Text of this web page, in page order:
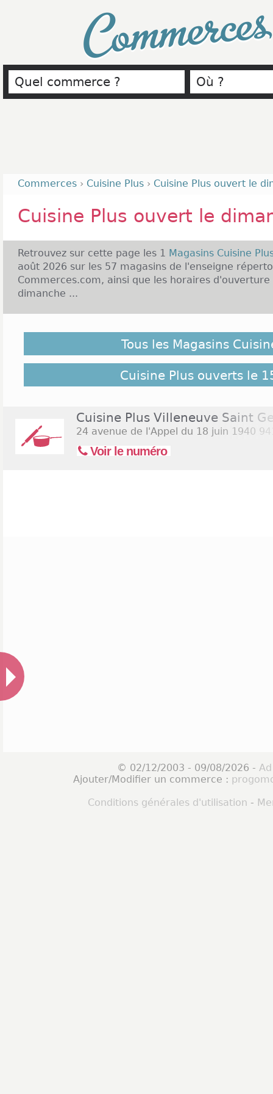
Commerces › Cuisine Plus › Cuisine Plus ouvert le
Cuisine Plus ouvert le
Retrouvez sur cette page les 1 Magasins Cuisine
août 2026 sur les 57 magasins de l'enseigne
Commerces.com, ainsi que les horaires d'ouverture
dimanche ...
Cuisine Plus est une enseigne de distribution de
Vous pourrez y trouver des cuisines équipées,
cuisines et des accessoires. L'enseigne s'engage
qualité de produit résistants, et un large choix.
peuvent également se rendre chez vous. Chez
garanties allant de 2 à 10 ans. Une des
disponible. C'est pourquoi, les différents points de
semaine et sont même ouverts le dimanche.
Tous les Magasins
Cuisine Plus ouverts le
Cuisine Plus Villeneuve Saint
24 avenue de l'Appel du 18 juin 1940
Voir le numéro
© 02/12/2003 - 09/08/2026 -
Ajouter/Modifier un commerce :
Conditions générales d'utilisation -